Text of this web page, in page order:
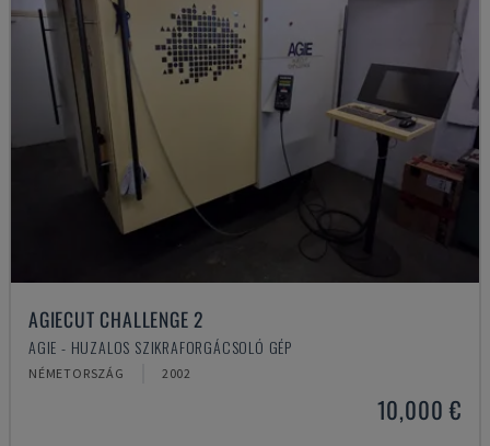
AGIECUT CHALLENGE 2
AGIE - HUZALOS SZIKRAFORGÁCSOLÓ GÉP
NÉMETORSZÁG 2002
10,000 €